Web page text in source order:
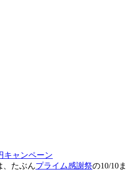
キャンペーン
たぶんプライム感謝祭の10/10ま